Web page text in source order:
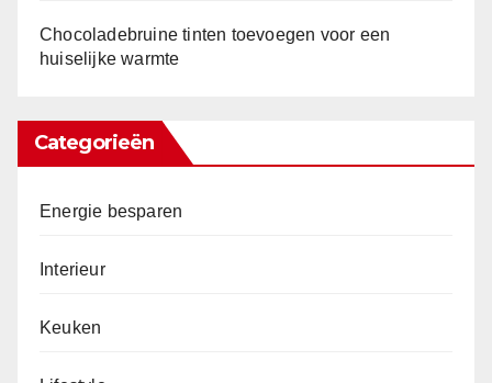
Chocoladebruine tinten toevoegen voor een
huiselijke warmte
Categorieën
Energie besparen
Interieur
Keuken